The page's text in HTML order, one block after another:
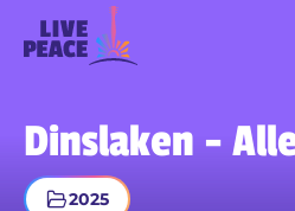
Le projet
Dinslaken -
2025